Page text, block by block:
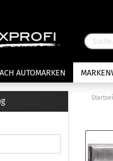
AUTOMARKEN
Lastenträgerfüße
Universaltträger Reling